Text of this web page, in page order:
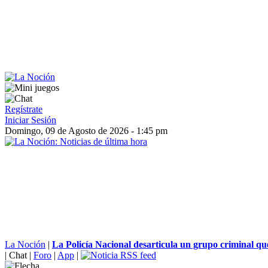
Regístrate
Iniciar Sesión
Domingo, 09 de Agosto de 2026 - 1:45 pm
La Noción | La Policía Nacional desarticula un grupo criminal
| Chat | Foro | App |